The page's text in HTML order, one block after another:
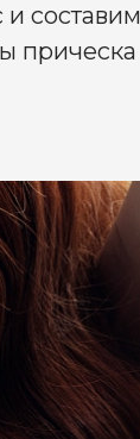
составим
прическа